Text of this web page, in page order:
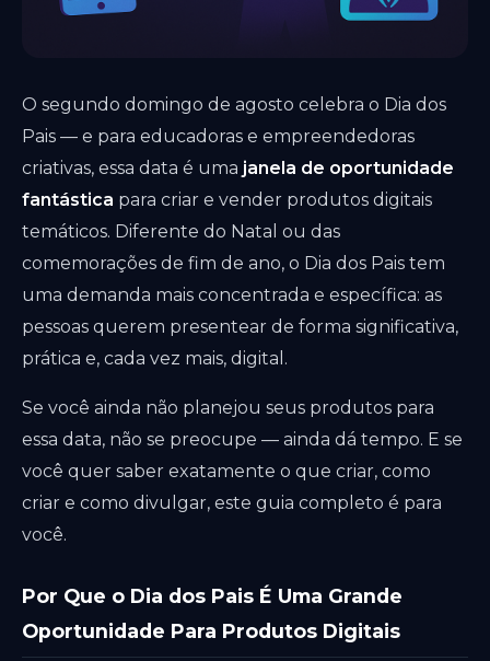
O segundo domingo de agosto celebra o Dia dos
Pais — e para educadoras e empreendedoras
criativas, essa data é uma janela de oportunidade
fantástica para criar e vender produtos digitais
temáticos. Diferente do Natal ou das
comemorações de fim de ano, o Dia dos Pais tem
uma demanda mais concentrada e específica: as
pessoas querem presentear de forma significativa,
prática e, cada vez mais, digital.
Se você ainda não planejou seus produtos para
essa data, não se preocupe — ainda dá tempo. E se
você quer saber exatamente o que criar, como
criar e como divulgar, este guia completo é para
você.
Por Que o Dia dos Pais É Uma Grande
Oportunidade Para Produtos Digitais